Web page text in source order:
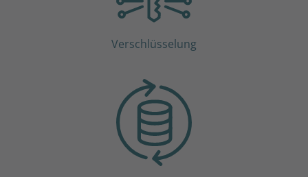
Verschlüsselung